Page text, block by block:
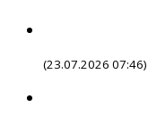
(23.07.2026 07:46)